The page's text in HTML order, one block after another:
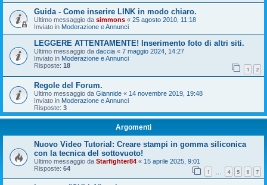
Guida - Come inserire LINK in modo chiaro.
Ultimo messaggio da simmons « 25 agosto 2010, 11:18
Inviato in Moderazione e Annunci
LEGGERE ATTENTAMENTE! Inserimento foto di altri siti.
Ultimo messaggio da daccia « 7 maggio 2024, 14:27
Inviato in Moderazione e Annunci
Risposte: 18 1 2
Regole del Forum.
Ultimo messaggio da Giannide « 14 novembre 2019, 19:48
Inviato in Moderazione e Annunci
Risposte: 3
Argomenti
Nuovo Video Tutorial: Creare stampi in gomma siliconica
con la tecnica del sottovuoto!
Ultimo messaggio da Starfighter84 « 15 aprile 2025, 9:01
Risposte: 64 1 4 5 6 7